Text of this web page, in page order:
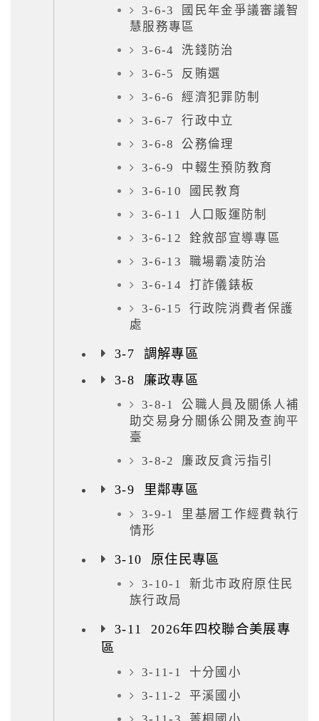
3-6-3 國民年金爭議審議智
慧服務專區
3-6-4 洗錢防治
3-6-5 反賄選
3-6-6 經濟犯罪防制
3-6-7 行政中立
3-6-8 公務倫理
3-6-9 中輟生預防教育
3-6-10 國民教育
3-6-11 人口販運防制
3-6-12 銓敘部宣導專區
3-6-13 職場霸凌防治
3-6-14 打詐儀錶板
3-6-15 行政院消費者保護
處
3-7 調解專區
3-8 廉政專區
3-8-1 公職人員及關係人補
助交易身分關係公開及查詢平
臺
3-8-2 廉政反貪污指引
3-9 里鄰專區
3-9-1 里基層工作經費執行
情形
3-10 原住民專區
3-10-1 新北市政府原住民
族行政局
3-11 2026年四校聯合美展專
區
3-11-1 十分國小
3-11-2 平溪國小